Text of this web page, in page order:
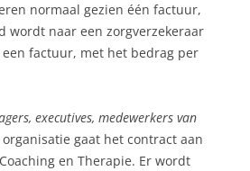
normaal gezien één factuur,
wordt naar een zorgverzekeraar
factuur, met het bedrag per
executives, medewerkers van
gaat het contract aan
en Therapie. Er wordt